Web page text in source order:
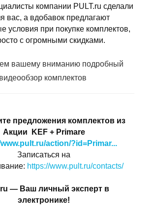
компании PULT.ru сделали
вас, а вдобавок предлагают
условия при покупке комплектов,
с огромными скидками.
вашему вниманию подробный
видеообзор комплектов
предложения комплектов из
Акции KEF + Primare
action/?id=Primar...
Записаться на
https://www.pult.ru/contacts/
― Ваш личный эксперт в
электронике!